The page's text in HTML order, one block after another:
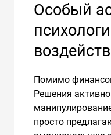
Особый
Помимо
Решения активно
просто